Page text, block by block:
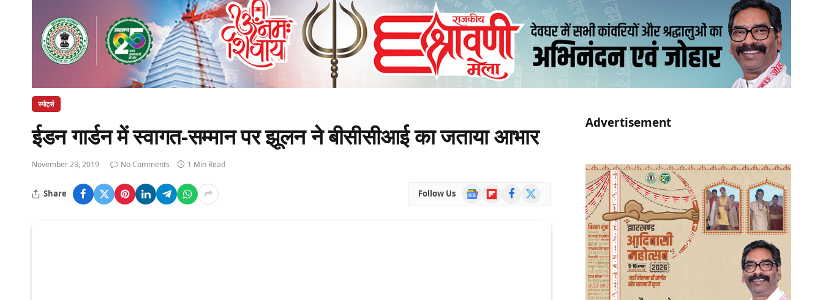
स्पोर्ट्स
ईडन गार्डन में स्वागत-सम्मान पर झूलन ने बीसीसीआई का जताया आभार
November 23, 2019 No Comments 1 Min Read
Share Follow Us
Google
News
FlipboardFacebook
Advertisement